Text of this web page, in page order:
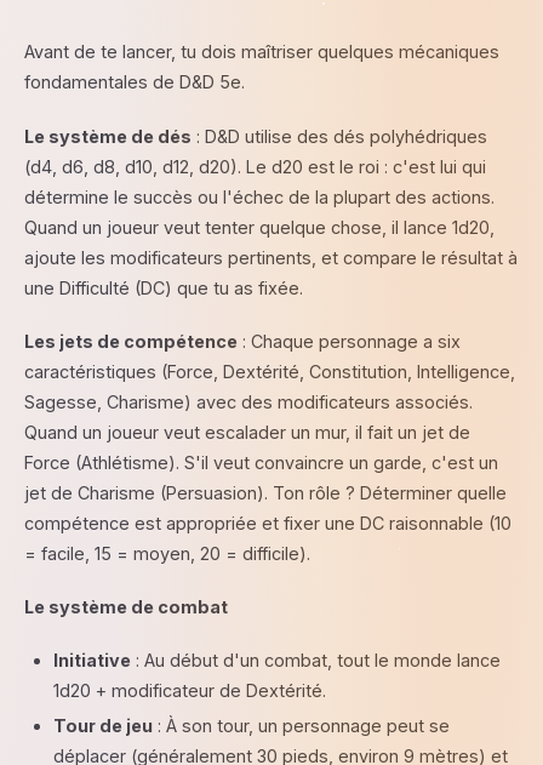
Avant de te lancer, tu dois maîtriser quelques mécaniques
fondamentales de D&D 5e.
Le système de dés : D&D utilise des dés polyhédriques
(d4, d6, d8, d10, d12, d20). Le d20 est le roi : c'est lui qui
détermine le succès ou l'échec de la plupart des actions.
Quand un joueur veut tenter quelque chose, il lance 1d20,
ajoute les modificateurs pertinents, et compare le résultat à
une Difficulté (DC) que tu as fixée.
Les jets de compétence : Chaque personnage a six
caractéristiques (Force, Dextérité, Constitution, Intelligence,
Sagesse, Charisme) avec des modificateurs associés.
Quand un joueur veut escalader un mur, il fait un jet de
Force (Athlétisme). S'il veut convaincre un garde, c'est un
jet de Charisme (Persuasion). Ton rôle ? Déterminer quelle
compétence est appropriée et fixer une DC raisonnable (10
= facile, 15 = moyen, 20 = difficile).
Le système de combat
Initiative : Au début d'un combat, tout le monde lance
1d20 + modificateur de Dextérité.
Tour de jeu : À son tour, un personnage peut se
déplacer (généralement 30 pieds, environ 9 mètres) et